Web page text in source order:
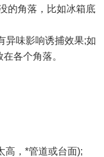
的角落，比如冰箱底
异味影响诱捕效果;如
各个角落。
高，*管道或台面);